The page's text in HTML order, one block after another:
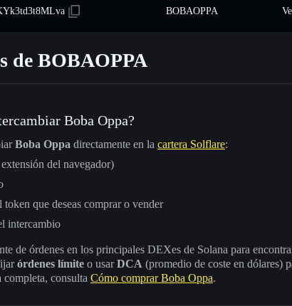
BOBAOPPA
de BOBAOPPA
Boba Oppa?
Boba Oppa directamente en la cartera Solflare:
del navegador)
token que deseas comprar o vender
intercambio
de órdenes en los principales DEXes de Solana para
órdenes límite o usarDCA (promedio de coste en dólares)
completa, consulta Cómo comprar Boba Oppa.